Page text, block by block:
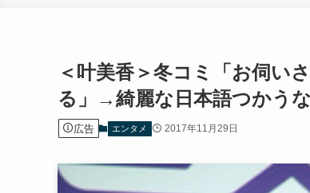
＜叶美香＞冬コミ「お伺
る」→綺麗な日本語つかう
広告 エンタメ 2017年11月29日